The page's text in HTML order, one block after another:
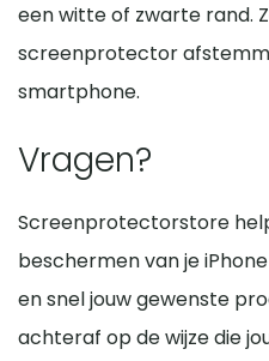
een witte of zwarte rand.
screenprotector
smartphone.
Vragen?
Screenprotectorstore
beschermen van je
en snel jouw gewenste
achteraf op de wijze die